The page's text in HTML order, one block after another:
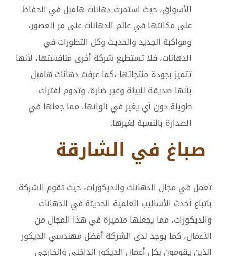
الأسواق، حيث استمرت دهانات هامبل في الحفاظ
على مكانتها في عالم الدهانات على مر العصور،
ومواكبة الجديد والحديث وكل التطورات في
الدهانات، فلا تستطيع شركة أخرى منافستها، لأنها
تتميز بجودة منتجاتها ،كما عرفت دهانات هامبل
بأنها صديقة للبيئة وغير ضارة، وتدوم لفترات
طويلة دون أي يغير في ألوانها، مما جعلها في
الصدارة بالنسبة لغيرها.
صباغ في الشارقة
تعمل في مجال الدهانات والديكورات، حيث تقوم الشركة
باتباع أحدث الأساليب العلمية الحديثة في الدهانات
والديكورات، مما يجعلها متميزة في هذا المجال من
الأعمال، كما يوجد لدى الشركة أفضل مهندسي الديكور
الذين يقومون بكل أعمال الديكور الداخلي والخارجي